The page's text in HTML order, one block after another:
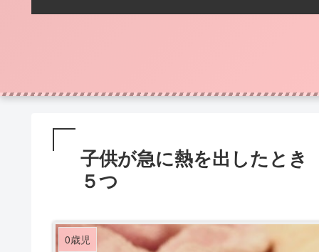
子供が急に熱を出したと
５つ
0歳児